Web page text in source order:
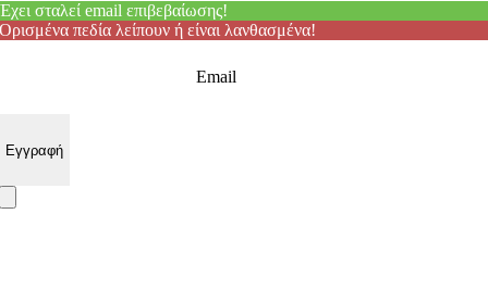
Έχει σταλεί email επιβεβαίωσης!
Ορισμένα πεδία λείπουν ή είναι λανθασμένα!
Email